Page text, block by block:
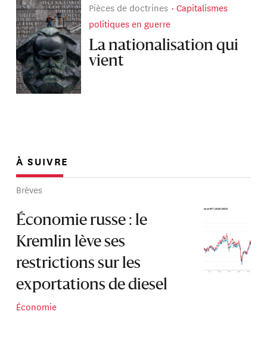
Pièces de doctrines
Capitalismes
politiques en guerre
La nationalisation qui
vient
À SUIVRE
Brèves
Économie russe : le
Kremlin lève ses
restrictions sur les
exportations de diesel
Économie